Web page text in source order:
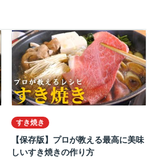
すき焼き
【保存版】プロが教える最高に美味
しいすき焼きの作り方